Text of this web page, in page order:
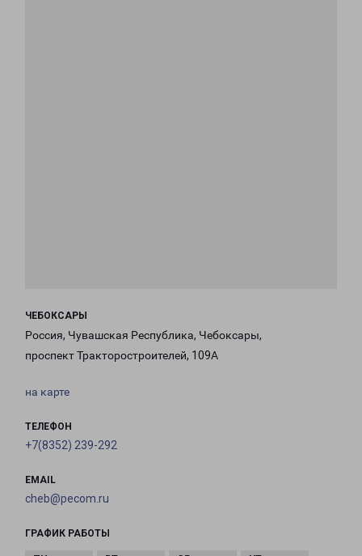
ЧЕБОКСАРЫ
Россия, Чувашская Республика, Чебоксары,
проспект Тракторостроителей, 109А
на карте
ТЕЛЕФОН
+7(8352) 239-292
EMAIL
cheb@pecom.ru
ГРАФИК РАБОТЫ